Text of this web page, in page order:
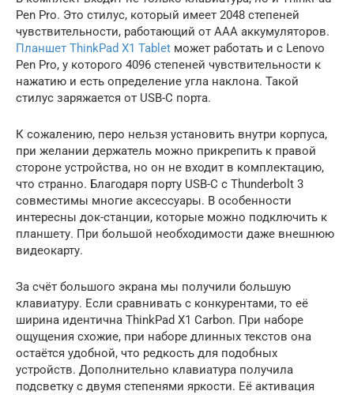
Pen Pro. Это стилус, который имеет 2048 степеней
чувствительности, работающий от ААА аккумуляторов.
Планшет ThinkPad X1 Tablet может работать и с Lenovo
Pen Pro, у которого 4096 степеней чувствительности к
нажатию и есть определение угла наклона. Такой
стилус заряжается от USB-C порта.
К сожалению, перо нельзя установить внутри корпуса,
при желании держатель можно прикрепить к правой
стороне устройства, но он не входит в комплектацию,
что странно. Благодаря порту USB-C с Thunderbolt 3
совместимы многие аксессуары. В особенности
интересны док-станции, которые можно подключить к
планшету. При большой необходимости даже внешнюю
видеокарту.
За счёт большого экрана мы получили большую
клавиатуру. Если сравнивать с конкурентами, то её
ширина идентична ThinkPad X1 Carbon. При наборе
ощущения схожие, при наборе длинных текстов она
остаётся удобной, что редкость для подобных
устройств. Дополнительно клавиатура получила
подсветку с двумя степенями яркости. Её активация